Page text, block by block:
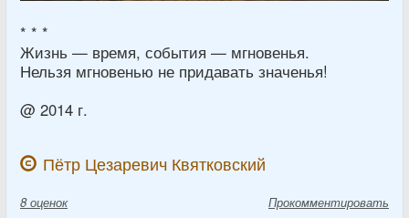
* * *
Жизнь — время, события — мгновенья.
Нельзя мгновенью не придавать значенья!
@ 2014 г.
Пётр Цезаревич Квятковский
8 оценок Прокомментировать